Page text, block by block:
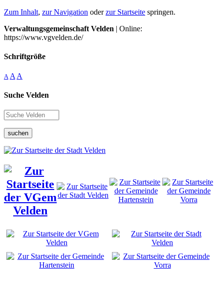
Zum Inhalt, zur Navigation oderzur Startseite springen.
Verwaltungsgemeinschaft Velden | Online:
https://www.vgvelden.de/
Schriftgröße
A A A
Suche Velden
suchen